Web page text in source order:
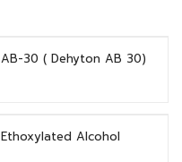
AB-30 ( Dehyton AB 30)
Ethoxylated Alcohol